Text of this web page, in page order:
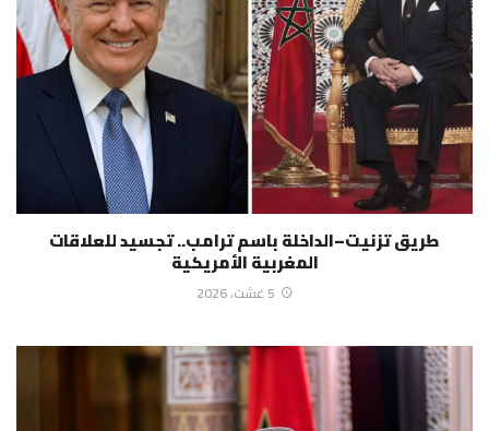
طريق تزنيت–الداخلة باسم ترامب.. تجسيد للعلاقات
المغربية الأمريكية
5 غشت، 2026